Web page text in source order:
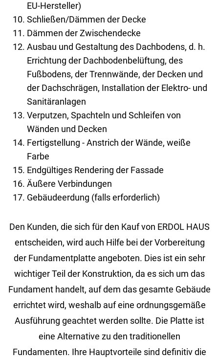
EU-Hersteller)
Schließen/Dämmen der Decke
Dämmen der Zwischendecke
Ausbau und Gestaltung des Dachbodens, d. h.
Errichtung der Dachbodenbelüftung, des
Fußbodens, der Trennwände, der Decken und
der Dachschrägen, Installation der Elektro- und
Sanitäranlagen
Verputzen, Spachteln und Schleifen von
Wänden und Decken
Fertigstellung - Anstrich der Wände, weiße
Farbe
Endgültiges Rendering der Fassade
Äußere Verbindungen
Gebäudeerdung (falls erforderlich)
Den Kunden, die sich für den Kauf von ERDOL HAUS
entscheiden, wird auch Hilfe bei der Vorbereitung
der Fundamentplatte angeboten. Dies ist ein sehr
wichtiger Teil der Konstruktion, da es sich um das
Fundament handelt, auf dem das gesamte Gebäude
errichtet wird, weshalb auf eine ordnungsgemäße
Ausführung geachtet werden sollte. Die Platte ist
eine Alternative zu den traditionellen
Fundamenten. Ihre Hauptvorteile sind definitiv die